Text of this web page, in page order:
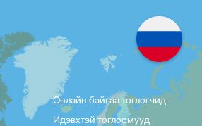
Онлайн байгаа тоглогчид
Идэвхтэй тоглоомууд